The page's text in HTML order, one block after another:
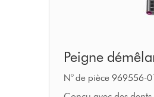
démêlant
Peigne
N° de pièce 969556-